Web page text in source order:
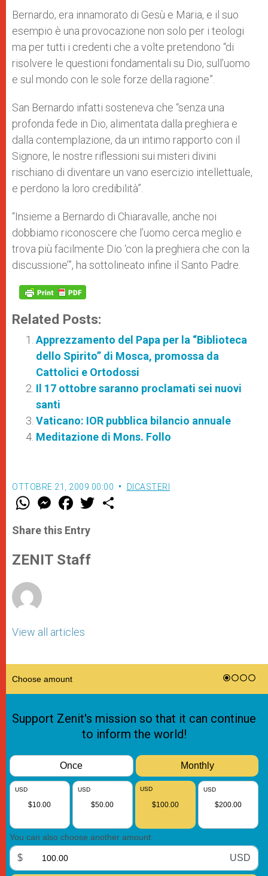
Bernardo, era innamorato di Gesù e Maria, e il suo
esempio è una provocazione non solo per i teologi
ma per tutti i credenti che a volte pretendono “di
risolvere le questioni fondamentali su Dio, sull’uomo
e sul mondo con le sole forze della ragione”.
San Bernardo infatti sosteneva che “senza una
profonda fede in Dio, alimentata dalla preghiera e
dalla contemplazione, da un intimo rapporto con il
Signore, le nostre riflessioni sui misteri divini
rischiano di diventare un vano esercizio intellettuale,
e perdono la loro credibilità”.
“Insieme a Bernardo di Chiaravalle, anche noi
dobbiamo riconoscere che l’uomo cerca meglio e
trova più facilmente Dio ‘con la preghiera che con la
discussione’”, ha sottolineato infine il Santo Padre.
Related Posts:
Apprezzamento del Papa per la “Biblioteca
dello Spirito” di Mosca, promossa da
Cattolici e Ortodossi
Il 17 ottobre saranno proclamati sei nuovi
santi
Vaticano: IOR pubblica bilancio annuale
Meditazione di Mons. Follo
OTTOBRE 21, 2009 00:00 DICASTERI
W
t
s
p
p
M
e
s
e
g
e
F
a
e
b
o
k
w
Share this Entry
ZENIT Staff
View all articles